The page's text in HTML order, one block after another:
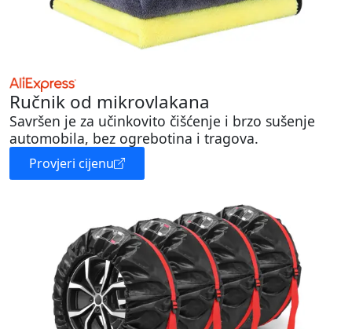
Ručnik od mikrovlakana
Savršen je za učinkovito čišćenje i brzo sušenje
automobila, bez ogrebotina i tragova.
Provjeri cijenu